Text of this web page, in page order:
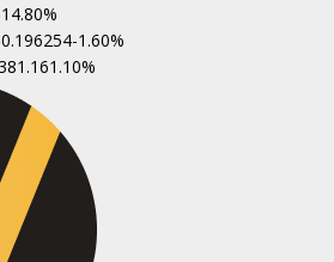
4.80%
-1.60%
1.10%